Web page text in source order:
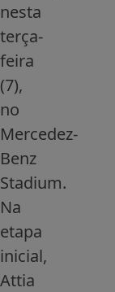
nesta
terça-
feira
(7),
no
Mercedez-
Benz
Stadium.
Na
etapa
inicial,
Attia